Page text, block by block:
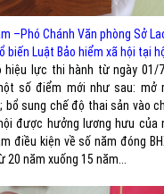
–Phó Chánh Văn phòng Sở
biến Luật Bảo hiểm xã hội tại
hiệu lực thi hành từ ngày 01/
số điểm mới như sau: mở
bổ sung chế độ thai sản vào
được hưởng lương hưu của
điều kiện về số năm đóng
năm xuống 15 năm...